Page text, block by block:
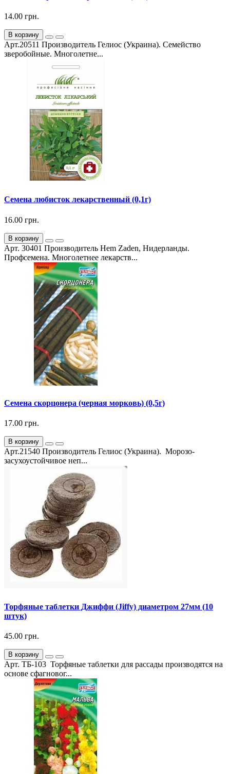
14.00 грн.
В корзину
Арт.20511 Производитель Гелиос (Украина). Семейство
зверобойные. Многолетне...
Семена любисток лекарственный (0,1г)
16.00 грн.
В корзину
Арт. 30401 Производитель Hem Zaden, Нидерланды.
Профсемена. Многолетнее лекарств...
Семена скорцонера (черная морковь) (0,5г)
17.00 грн.
В корзину
Арт.21540 Производитель Гелиос (Украина). Морозо-
засухоустойчивое неп...
Торфяные таблетки Джиффи (Jiffy) диаметром 27мм (10
штук)
45.00 грн.
В корзину
Арт. ТБ-103 Торфяные таблетки для рассады производятся на
основе сфагновог...